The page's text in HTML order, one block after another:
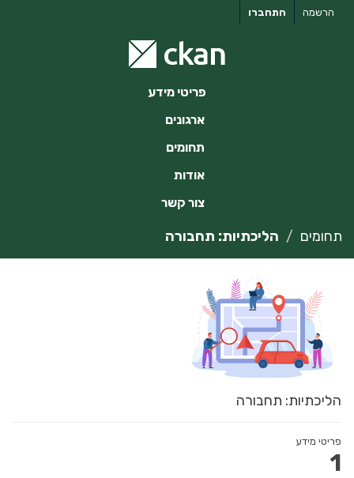
התחברו הרשמה
פריטי מידע
ארגונים
תחומים
אודות
צור קשר
תחומים הליכתיות: תחבורה
הליכתיות: תחבורה
פריטי מידע
1